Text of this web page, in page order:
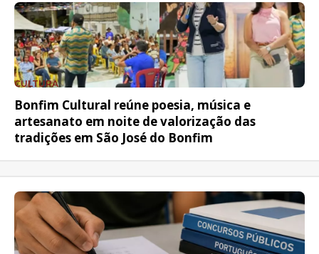
CULTURA
Bonfim Cultural reúne poesia, música e
artesanato em noite de valorização das
tradições em São José do Bonfim